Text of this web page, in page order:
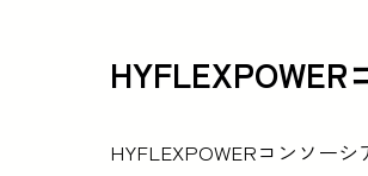
HYFLEXPOWERコンソー